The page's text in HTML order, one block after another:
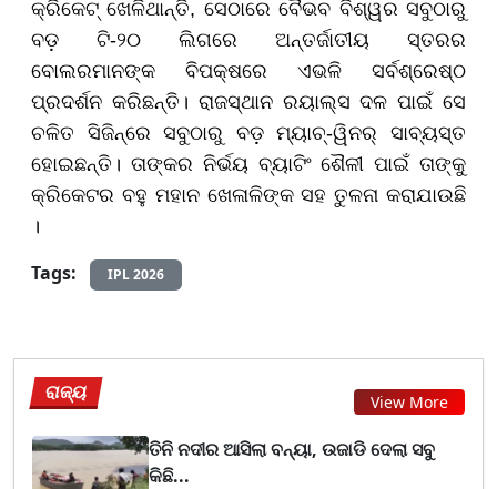
କ୍ରିକେଟ୍ ଖେଳିଥାନ୍ତି, ସେଠାରେ ବୈଭବ ବିଶ୍ୱର ସବୁଠାରୁ
ବଡ଼ ଟି-୨୦ ଲିଗରେ ଅନ୍ତର୍ଜାତୀୟ ସ୍ତରର
ବୋଲରମାନଙ୍କ ବିପକ୍ଷରେ ଏଭଳି ସର୍ବଶ୍ରେଷ୍ଠ
ପ୍ରଦର୍ଶନ କରିଛନ୍ତି। ରାଜସ୍ଥାନ ରୟାଲ୍ସ ଦଳ ପାଇଁ ସେ
ଚଳିତ ସିଜିନ୍ରେ ସବୁଠାରୁ ବଡ଼ ମ୍ୟାଚ୍-ୱିନର୍ ସାବ୍ୟସ୍ତ
ହୋଇଛନ୍ତି। ତାଙ୍କର ନିର୍ଭୟ ବ୍ୟାଟିଂ ଶୈଳୀ ପାଇଁ ତାଙ୍କୁ
କ୍ରିକେଟର ବହୁ ମହାନ ଖେଳାଳିଙ୍କ ସହ ତୁଳନା କରାଯାଉଛି
।
Tags: IPL 2026
ରାଜ୍ୟ View More
ତିନି ନଦୀର ଆସିଲା ବନ୍ୟା, ଉଜାଡି ଦେଲା ସବୁ
କିଛି...